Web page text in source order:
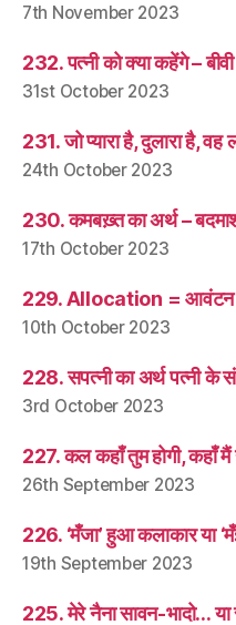
7th November 2023
232. पत्नी को क्या कहेंगे – बीवी
31st October 2023
231. जो प्यारा है, दुलारा है, वह
24th October 2023
230. कमबख़्त का अर्थ –
17th October 2023
229. Allocation = आवंटन
10th October 2023
228. सपत्नी का अर्थ पत्नी के
3rd October 2023
227. कल कहाँ तुम होगी, कहाँ मैं
26th September 2023
226. ‘मँजा’ हुआ कलाकार या
19th September 2023
225. मेरे नैना सावन-भादो… या